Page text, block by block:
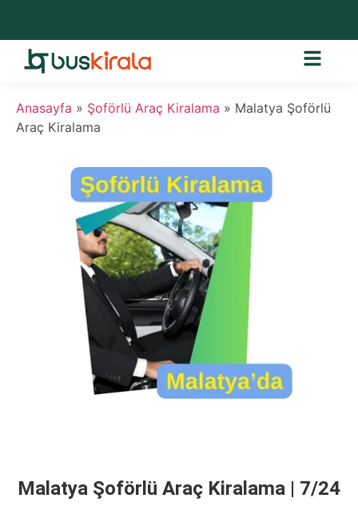
Anasayfa » Şoförlü Araç Kiralama » Malatya Şoförlü
Araç Kiralama
Malatya Şoförlü Araç Kiralama | 7/24